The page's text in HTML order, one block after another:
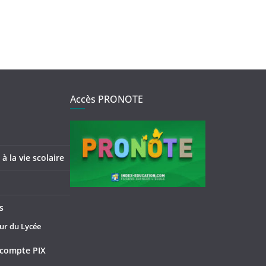
la vie scolaire
du Lycée
PIX
Accès PRONOTE